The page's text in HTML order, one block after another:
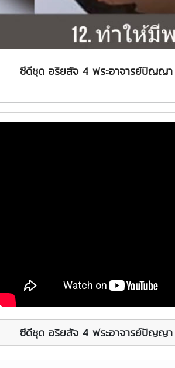
ซีดีชุด อริยสัจ 4 พระอาจารย์ปัญ
ซีดีชุด อริยสัจ 4 พระอาจารย์ปัญ